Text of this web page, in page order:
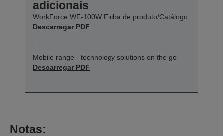
adicionais
WorkForce WF-100W Ficha de produto/Catálogo
Descarregar PDF
Mobile range - technology solutions on the go
Descarregar PDF
Notas: